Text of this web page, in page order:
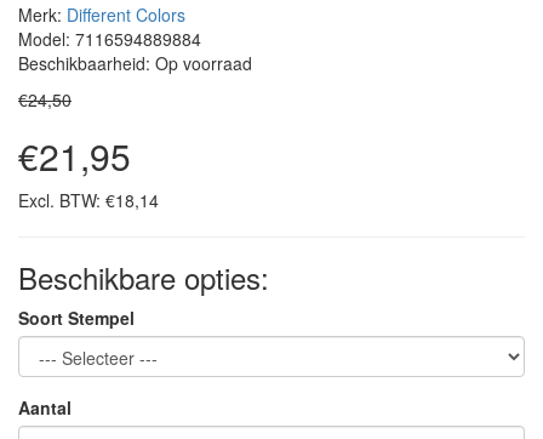
Merk: Different Colors
Model: 7116594889884
Beschikbaarheid: Op voorraad
€24,50
€21,95
Excl. BTW: €18,14
Beschikbare opties:
Soort Stempel
Aantal